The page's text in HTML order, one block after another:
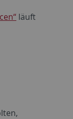
läuft